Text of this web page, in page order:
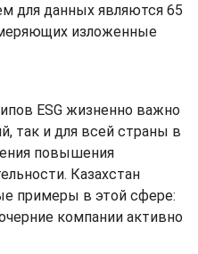
для данных являются 65
изложенные
ESG жизненно важно
так и для всей страны в
повышения
Казахстан
примеры в этой сфере:
компании активно